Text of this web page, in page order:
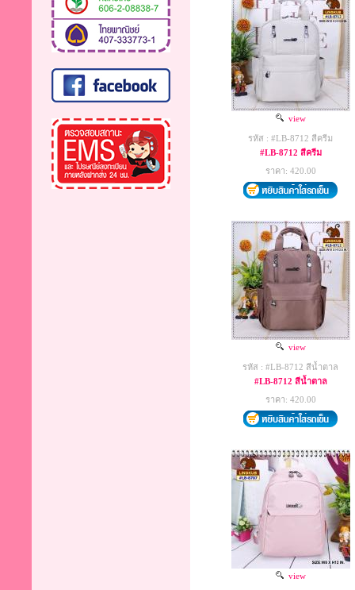
view
รหัส : #LB-8712 สีครีม
#LB-8712 สีครีม
ราคา: 420.00
view
รหัส : #LB-8712 สีน้ำตาล
#LB-8712 สีน้ำตาล
ราคา: 420.00
view